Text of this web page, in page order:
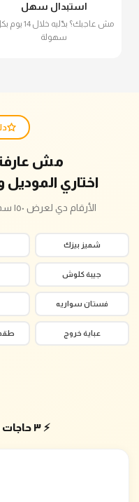
استبدال سهل
مش عاجبك؟ بدّليه خلال 14
سهولة
مش عارفة
اختاري
الأرقام دي لعرض ١٥٠ سم — زي كل أقمشة ماهيتاب.كوم
شميز بيزك
جيبة كلوش
فستان سواريه
عباية خروج طقم
⚡ ٣ حاجات ممكن تغيّر الكمية